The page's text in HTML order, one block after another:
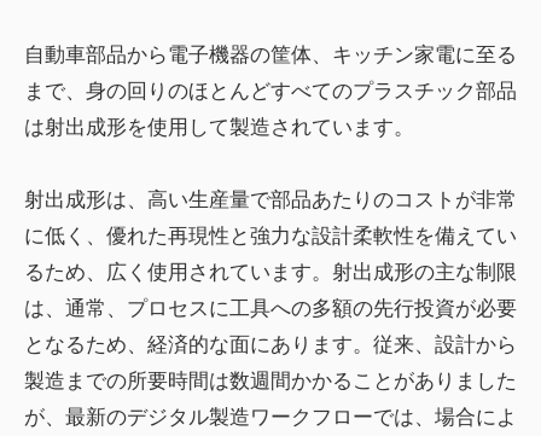
自動車部品から電子機器の筐体、キッチン家電に至る
まで、身の回りのほとんどすべてのプラスチック部品
は射出成形を使用して製造されています。
射出成形は、高い生産量で部品あたりのコストが非常
に低く、優れた再現性と強力な設計柔軟性を備えてい
るため、広く使用されています。射出成形の主な制限
は、通常、プロセスに工具への多額の先行投資が必要
となるため、経済的な面にあります。従来、設計から
製造までの所要時間は数週間かかることがありました
が、最新のデジタル製造ワークフローでは、場合によ